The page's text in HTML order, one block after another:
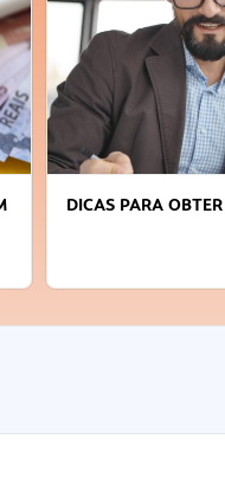
DICAS PARA